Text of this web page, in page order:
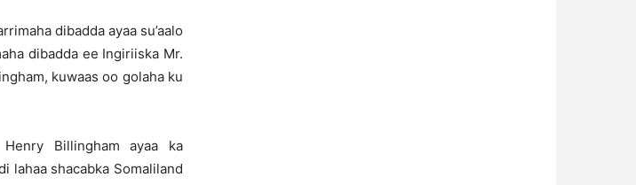
dibadda ayaa su’aalo
dibadda ee Ingiriiska Mr.
kuwaas oo golaha ku
Billingham ayaa ka
lahaa shacabka Somaliland